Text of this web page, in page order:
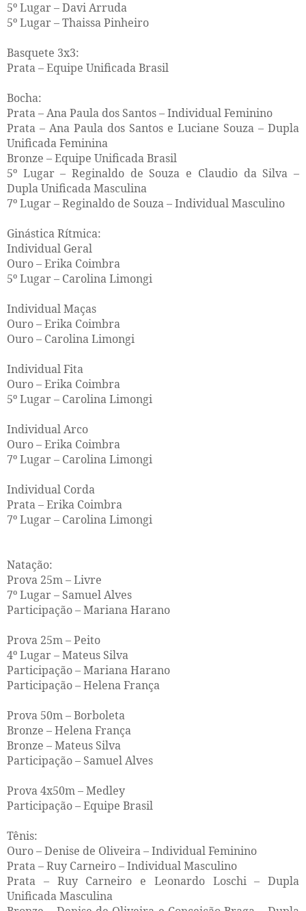
5º Lugar – Davi Arruda
5º Lugar – Thaissa Pinheiro
Basquete 3x3:
Prata – Equipe Unificada Brasil
Bocha:
Prata – Ana Paula dos Santos – Individual Feminino
Prata – Ana Paula dos Santos e Luciane Souza – Dupla
Unificada Feminina
Bronze – Equipe Unificada Brasil
5º Lugar – Reginaldo de Souza e Claudio da Silva –
Dupla Unificada Masculina
7º Lugar – Reginaldo de Souza – Individual Masculino
Ginástica Rítmica:
Individual Geral
Ouro – Erika Coimbra
5º Lugar – Carolina Limongi
Individual Maças
Ouro – Erika Coimbra
Ouro – Carolina Limongi
Individual Fita
Ouro – Erika Coimbra
5º Lugar – Carolina Limongi
Individual Arco
Ouro – Erika Coimbra
7º Lugar – Carolina Limongi
Individual Corda
Prata – Erika Coimbra
7º Lugar – Carolina Limongi
Natação:
Prova 25m – Livre
7º Lugar – Samuel Alves
Participação – Mariana Harano
Prova 25m – Peito
4º Lugar – Mateus Silva
Participação – Mariana Harano
Participação – Helena França
Prova 50m – Borboleta
Bronze – Helena França
Bronze – Mateus Silva
Participação – Samuel Alves
Prova 4x50m – Medley
Participação – Equipe Brasil
Tênis:
Ouro – Denise de Oliveira – Individual Feminino
Prata – Ruy Carneiro – Individual Masculino
Prata – Ruy Carneiro e Leonardo Loschi – Dupla
Unificada Masculina